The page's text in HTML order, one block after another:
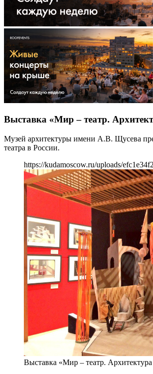
Выставка «Мир – театр.
Музей архитектуры имени А.В. Щусева
театра в России.
https://kudamoscow.ru/uploads/
Выставка «Мир – театр.